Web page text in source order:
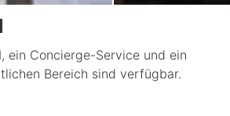
ein Concierge-Service und ein
Bereich sind verfügbar.